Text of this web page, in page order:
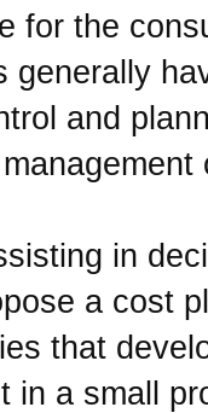
for the
generally
and
in
a cost
that
in a small